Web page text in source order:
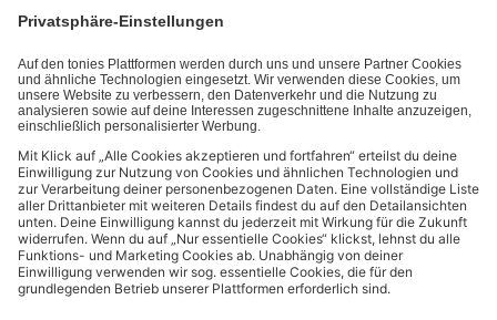
Datenschutzbestimmungen.
Bezahlmethoden:
Links zu sozialen Netzwerken